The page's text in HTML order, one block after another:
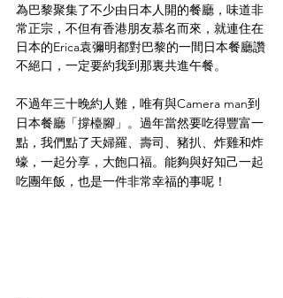
為巴黎聚集了不少由日本人開的餐廳，味道非
常正宗，不但有香港朋友慕名而來，就連住在
日本的Erica袁彌明都對巴黎的一間日本餐廳讚
不絕口，一定要約我到那裏共進午餐。
不過年三十晚約人難，唯有與Camera man到
日本餐廳「撐檯腳」。過年當然要吃得豐富一
點，我們點了天婦羅、壽司、豬扒、炸雞和炸
蠔，一起分享，大飽口福。能夠與好知己一起
吃團年飯，也是一件非常幸福的事呢！